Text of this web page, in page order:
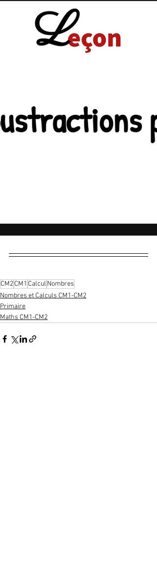
CM2CM1 Calcul Nombres
Nombres et Calculs CM1-CM2
Primaire
Maths CM1-CM2